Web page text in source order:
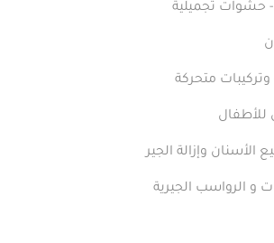
تجميلية
وتركيبات متحركة
للأطفال
الأسنان وإزالة الجير
و الرواسب الجيرية